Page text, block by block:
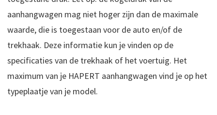
aanhangwagen mag niet hoger zijn dan de maximale
waarde, die is toegestaan voor de auto en/of de
trekhaak. Deze informatie kun je vinden op de
specificaties van de trekhaak of het voertuig. Het
maximum van je HAPERT aanhangwagen vind je op het
typeplaatje van je model.